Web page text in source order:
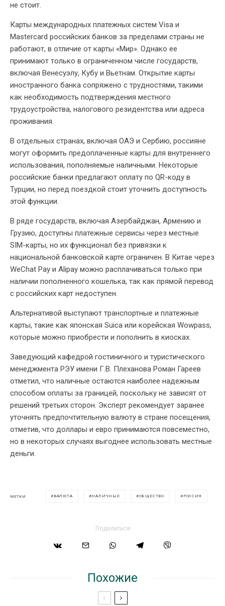
не стоит.
Карты международных платежных систем Visa и
Mastercard российских банков за пределами страны не
работают, в отличие от карты «Мир». Однако ее
принимают только в ограниченном числе государств,
включая Венесуэлу, Кубу и Вьетнам. Открытие карты
иностранного банка сопряжено с трудностями, такими
как необходимость подтверждения местного
трудоустройства, налогового резидентства или адреса
проживания.
В отдельных странах, включая ОАЭ и Сербию, россияне
могут оформить предоплаченные карты для внутреннего
использования, пополняемые наличными. Некоторые
российские банки предлагают оплату по QR-коду в
Турции, но перед поездкой стоит уточнить доступность
этой функции.
В ряде государств, включая Азербайджан, Армению и
Грузию, доступны платежные сервисы через местные
SIM-карты, но их функционал без привязки к
национальной банковской карте ограничен. В Китае через
WeChat Pay и Alipay можно расплачиваться только при
наличии пополненного кошелька, так как прямой перевод
с российских карт недоступен.
Альтернативой выступают транспортные и платежные
карты, такие как японская Suica или корейская Wowpass,
которые можно приобрести и пополнить в киосках.
Заведующий кафедрой гостиничного и туристического
менеджмента РЭУ имени Г.В. Плеханова Роман Гареев
отметил, что наличные остаются наиболее надежным
способом оплаты за границей, поскольку не зависят от
решений третьих сторон. Эксперт рекомендует заранее
уточнять предпочтительную валюту в стране посещения,
отметив, что доллары и евро принимаются повсеместно,
но в некоторых случаях выгоднее использовать местные
деньги.
МЕТКИ ВАЛЮТА НАЛИЧНЫЕ ОБЩЕСТВО РОССИЯ
Поделиться
Похожие